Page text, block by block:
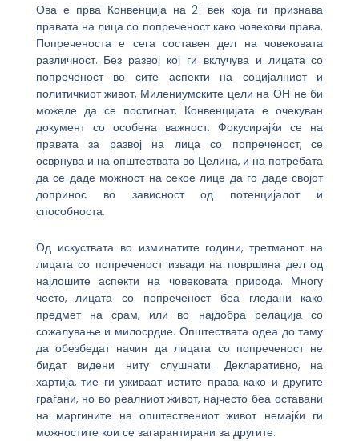
Ова е прва Конвенција на 21 век која ги признава
правата на лица со попреченост како човекови права.
Попреченоста е сега составен дел на човековата
различност. Без развој кој ги вклучува и лицата со
попреченост во сите аспекти на социјалниот и
политичкиот живот, Милениумските цели на ОН не би
можеле да се постигнат. Конвенцијата е очекуван
документ со особена важност. Фокусирајќи се на
правата за развој на лица со попреченост, се
осврнува и на општествата во Целина, и на потребата
да се даде можност на секое лице да го даде својот
допринос во зависност од потенцијалот и
способноста.
Од искуствата во изминатите години, третманот на
лицата со попреченост извади на површина дел од
најлошите аспекти на човековата природа. Многу
често, лицата со попреченост беа гледани како
предмет на срам, или во најдобра релација со
сожалување и милосрдие. Општествата одеа до таму
да обезбедат начин да лицата со попреченост не
бидат видени ниту слушнати. Декларативно, на
хартија, тие ги уживаат истите права како и другите
граѓани, но во реалниот живот, најчесто беа оставани
на маргините на општествениот живот немајќи ги
можностите кои се загарантирани за другите.